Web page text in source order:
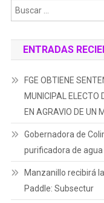
ENTRADAS
FGE OBTIENE
MUNICIPAL ELECTO
EN AGRAVIO DE UN
Gobernadora de
purificadora de
Manzanillo recibirá
Paddle: Subsectur